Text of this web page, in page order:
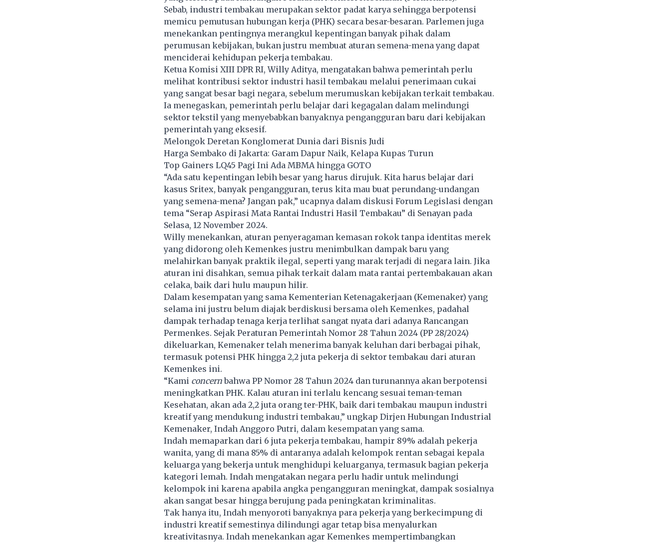
Sebab, industri tembakau merupakan sektor padat karya sehingga berpotensi
memicu pemutusan hubungan kerja (PHK) secara besar-besaran. Parlemen juga
menekankan pentingnya merangkul kepentingan banyak pihak dalam
perumusan kebijakan, bukan justru membuat aturan semena-mena yang dapat
menciderai kehidupan pekerja tembakau.
Ketua Komisi XIII DPR RI, Willy Aditya, mengatakan bahwa pemerintah perlu
melihat kontribusi sektor industri hasil tembakau melalui penerimaan cukai
yang sangat besar bagi negara, sebelum merumuskan kebijakan terkait tembakau.
Ia menegaskan, pemerintah perlu belajar dari kegagalan dalam melindungi
sektor tekstil yang menyebabkan banyaknya pengangguran baru dari kebijakan
pemerintah yang eksesif.
Melongok Deretan Konglomerat Dunia dari Bisnis Judi
Harga Sembako di Jakarta: Garam Dapur Naik, Kelapa Kupas Turun
Top Gainers LQ45 Pagi Ini Ada MBMA hingga GOTO
“Ada satu kepentingan lebih besar yang harus dirujuk. Kita harus belajar dari
kasus Sritex, banyak pengangguran, terus kita mau buat perundang-undangan
yang semena-mena? Jangan pak,” ucapnya dalam diskusi Forum Legislasi dengan
tema “Serap Aspirasi Mata Rantai Industri Hasil Tembakau” di Senayan pada
Selasa, 12 November 2024.
Willy menekankan, aturan penyeragaman kemasan rokok tanpa identitas merek
yang didorong oleh Kemenkes justru menimbulkan dampak baru yang
melahirkan banyak praktik ilegal, seperti yang marak terjadi di negara lain. Jika
aturan ini disahkan, semua pihak terkait dalam mata rantai pertembakauan akan
celaka, baik dari hulu maupun hilir.
Dalam kesempatan yang sama Kementerian Ketenagakerjaan (Kemenaker) yang
selama ini justru belum diajak berdiskusi bersama oleh Kemenkes, padahal
dampak terhadap tenaga kerja terlihat sangat nyata dari adanya Rancangan
Permenkes. Sejak Peraturan Pemerintah Nomor 28 Tahun 2024 (PP 28/2024)
dikeluarkan, Kemenaker telah menerima banyak keluhan dari berbagai pihak,
termasuk potensi PHK hingga 2,2 juta pekerja di sektor tembakau dari aturan
Kemenkes ini.
“Kami concernbahwa PP Nomor 28 Tahun 2024 dan turunannya akan berpotensi
meningkatkan PHK. Kalau aturan ini terlalu kencang sesuai teman-teman
Kesehatan, akan ada 2,2 juta orang ter-PHK, baik dari tembakau maupun industri
kreatif yang mendukung industri tembakau,” ungkap Dirjen Hubungan Industrial
Kemenaker, Indah Anggoro Putri, dalam kesempatan yang sama.
Indah memaparkan dari 6 juta pekerja tembakau, hampir 89% adalah pekerja
wanita, yang di mana 85% di antaranya adalah kelompok rentan sebagai kepala
keluarga yang bekerja untuk menghidupi keluarganya, termasuk bagian pekerja
kategori lemah. Indah mengatakan negara perlu hadir untuk melindungi
kelompok ini karena apabila angka pengangguran meningkat, dampak sosialnya
akan sangat besar hingga berujung pada peningkatan kriminalitas.
Tak hanya itu, Indah menyoroti banyaknya para pekerja yang berkecimpung di
industri kreatif semestinya dilindungi agar tetap bisa menyalurkan
kreativitasnya. Indah menekankan agar Kemenkes mempertimbangkan